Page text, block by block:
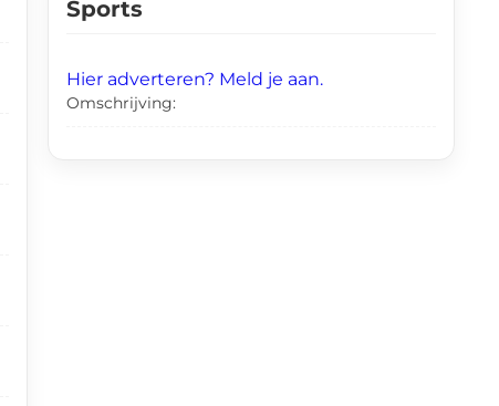
Sports
Hier adverteren? Meld je aan.
Omschrijving: